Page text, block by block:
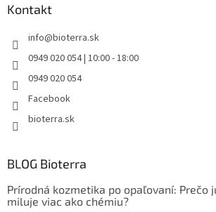
Kontakt
info@bioterra.sk
0949 020 054 | 10:00 - 18:00
0949 020 054
Facebook
bioterra.sk
BLOG Bioterra
Prírodná kozmetika po opaľovaní: Prečo
miluje viac ako chémiu?